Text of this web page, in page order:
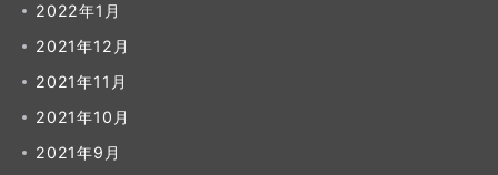
2022年1月
2021年12月
2021年11月
2021年10月
2021年9月